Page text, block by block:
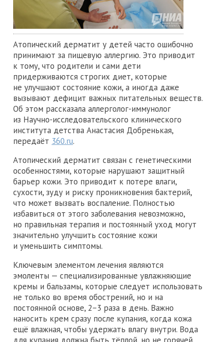
Атопический дерматит у детей часто ошибочно
принимают за пищевую аллергию. Это приводит
к тому, что родители и сами дети
придерживаются строгих диет, которые
не улучшают состояние кожи, а иногда даже
вызывают дефицит важных питательных веществ.
Об этом рассказала аллерголог-иммунолог
из Научно-исследовательского клинического
института детства Анастасия Добренькая,
передаёт 360.ru.
Атопический дерматит связан с генетическими
особенностями, которые нарушают защитный
барьер кожи. Это приводит к потере влаги,
сухости, зуду и риску проникновения бактерий,
что может вызвать воспаление. Полностью
избавиться от этого заболевания невозможно,
но правильная терапия и постоянный уход могут
значительно улучшить состояние кожи
и уменьшить симптомы.
Ключевым элементом лечения являются
эмоленты — специализированные увлажняющие
кремы и бальзамы, которые следует использовать
не только во время обострений, но и на
постоянной основе, 2−3 раза в день. Важно
наносить крем сразу после купания, когда кожа
ещё влажная, чтобы удержать влагу внутри. Вода
для купания должна быть тёплой, но не горячей.